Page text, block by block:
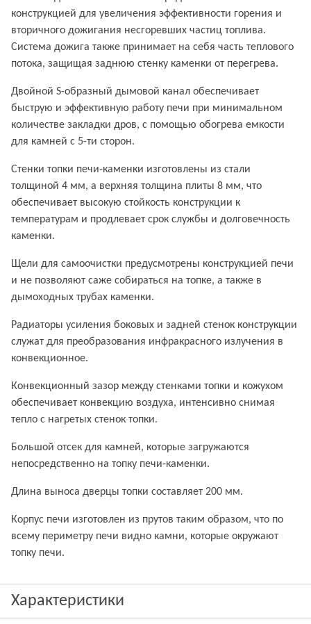
конструкцией для увеличения эффективности горения и
вторичного дожигания несгоревших частиц топлива.
Система дожига также принимает на себя часть теплового
потока, защищая заднюю стенку каменки от перегрева.
Двойной S-образный дымовой канал обеспечивает
быструю и эффективную работу печи при минимальном
количестве закладки дров, с помощью обогрева емкости
для камней с 5-ти сторон.
Стенки топки печи-каменки изготовлены из стали
толщиной 4 мм, а верхняя толщина плиты 8 мм, что
обеспечивает высокую стойкость конструкции к
температурам и продлевает срок службы и долговечность
каменки.
Щели для самоочистки предусмотрены конструкцией печи
и не позволяют саже собираться на топке, а также в
дымоходных трубах каменки.
Радиаторы усиления боковых и задней стенок конструкции
служат для преобразования инфракрасного излучения в
конвекционное.
Конвекционный зазор между стенками топки и кожухом
обеспечивает конвекцию воздуха, интенсивно снимая
тепло с нагретых стенок топки.
Большой отсек для камней, которые загружаются
непосредственно на топку печи-каменки.
Длина выноса дверцы топки составляет 200 мм.
Корпус печи изготовлен из прутов таким образом, что по
всему периметру печи видно камни, которые окружают
топку печи.
Характеристики